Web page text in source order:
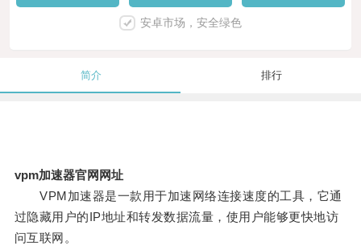
安卓市场，安全绿色
简介 排行
vpm加速器官网网址
VPM加速器是一款用于加速网络连接速度的工具，它通
过隐藏用户的IP地址和转发数据流量，使用户能够更快地访
问互联网。